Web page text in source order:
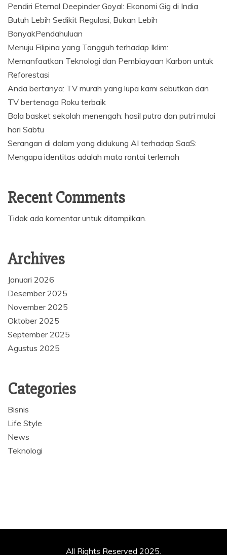
Pendiri Eternal Deepinder Goyal: Ekonomi Gig di India
Butuh Lebih Sedikit Regulasi, Bukan Lebih
BanyakPendahuluan
Menuju Filipina yang Tangguh terhadap Iklim:
Memanfaatkan Teknologi dan Pembiayaan Karbon untuk
Reforestasi
Anda bertanya: TV murah yang lupa kami sebutkan dan
TV bertenaga Roku terbaik
Bola basket sekolah menengah: hasil putra dan putri mulai
hari Sabtu
Serangan di dalam yang didukung AI terhadap SaaS:
Mengapa identitas adalah mata rantai terlemah
Recent Comments
Tidak ada komentar untuk ditampilkan.
Archives
Januari 2026
Desember 2025
November 2025
Oktober 2025
September 2025
Agustus 2025
Categories
Bisnis
Life Style
News
Teknologi
All Rights Reserved 2025.